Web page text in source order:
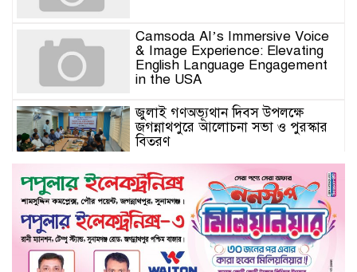
Camsoda AI’s Immersive Voice
& Image Experience: Elevating
English Language Engagement
in the USA
জুলাই গণঅভ্যূথান দিবস উপলক্ষে
জগন্নাথপুরে আলোচনা সভা ও পুরস্কার
বিতরণ
যুক্তরাজ্যে মতবিনিময়সভায় এমপি
কয়ছর এম আহমেদ: জগন্নাথপুর-
শান্তিগঞ্জ আর কখনো অবহেলিত থাকবে
না
Come l’AI in Conversazione
Golove Mantiene Risposte